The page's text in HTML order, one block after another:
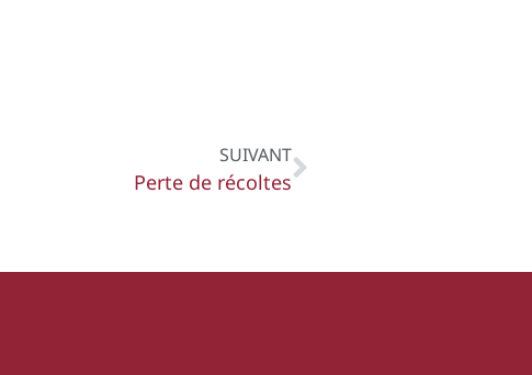
SUIVANT
Perte de récoltes